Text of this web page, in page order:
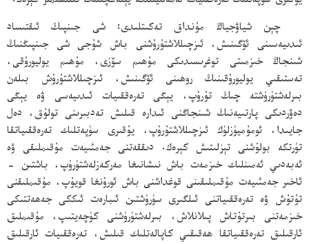
چېن شياۋجياڭ مۇنداق تەكىتلىدى: شى جىنپىڭ ئىقتىساد
ئىدىيەسىنى ئۆگىنىش، ئىزچىللاشتۇرۇشنى باش شۇجى شى جىنپىڭنىڭ
شىنجاڭ خىزمىتى توغرىسىدىكى مۇھىم سۆزى، مۇھىم يوليورۇقى،
تەستىقىي يوليورۇقىنىڭ روھىنى ئۆگىنىش، ئىزچىللاشتۇرۇش بىلەن
بىرلەشتۈرۈشتە چىڭ تۇرۇپ، يېڭى تەرەققىيات ئىدىيەسى ۋە يېڭى
دەۋردىكى پارتىيەنىڭ شىنجاڭنى ئىدارە قىلىش تەدبىرىنى تولۇق، دەل
جايىدا، ئومۇميۈزلۈك ئىزچىللاشتۇرۇپ، يۇقىرى سۈپەتلىك تەرەققىياتقا
تۈرتكە بولۇشنى تېزلىتىش كېرەك. دىققەتنى جەمئىيەت مۇقىملىقى ۋە
ئەبەدىي ئەمىنلىك خىزمەت باش نىشانىغا مەركەزلەشتۈرۈپ، باشتىن -
ئاخىر جەمئىيەت مۇقىملىقىنى قوغداشنى باش ئورۇنغا قويۇپ، مۇقىملىقنى
تۇتۇش ۋە تەرەققىياتنى ئىلگىرى سۈرۈشتىن ئىبارەت ئىككى جەھەتتىكى
خىزمەتنى بىرتۇتاش پىلانلاش، بىرلەشتۈرۈشنى كۈچەيتىپ، مۇقىملىق
ئارقىلىق تەرەققىياتقا ھەقىقىي كاپالەتلىك قىلىش، تەرەققىيات ئارقىلىق